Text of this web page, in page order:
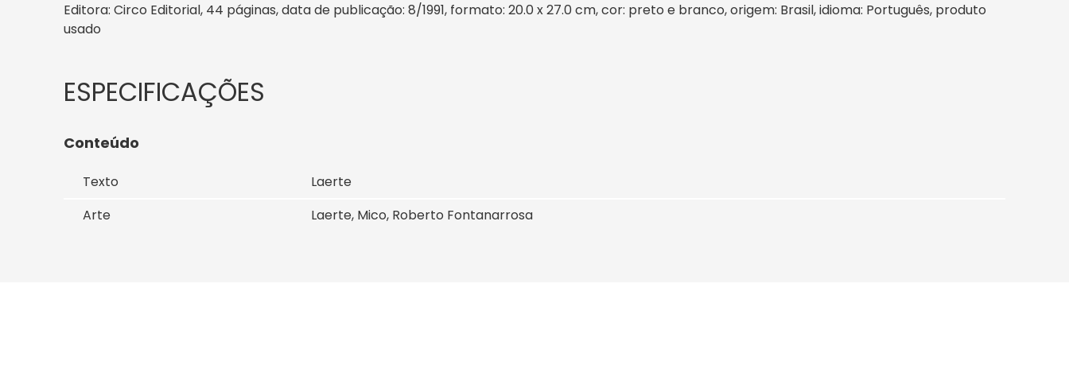
Editora: Circo Editorial, 44 páginas, data de publicação: 8/1991, formato: 20.0 x 27.0 cm, cor: preto e branco, origem: Brasil, idioma: Português, produto
usado
Conteúdo
Texto
Laerte
Arte
Laerte, Mico, Roberto Fontanarrosa